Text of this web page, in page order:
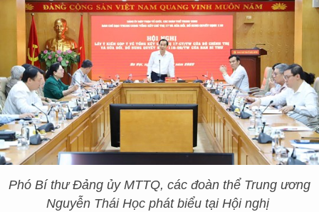
Phó Bí thư Đảng ủy MTTQ, các đoàn thể Trung ương
Nguyễn Thái Học phát biểu tại Hội nghị